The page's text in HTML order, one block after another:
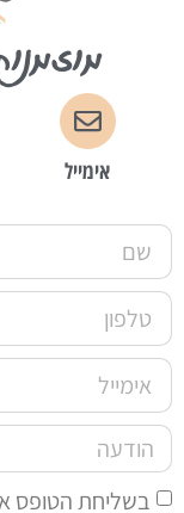
אימייל
בשליחת הטופס